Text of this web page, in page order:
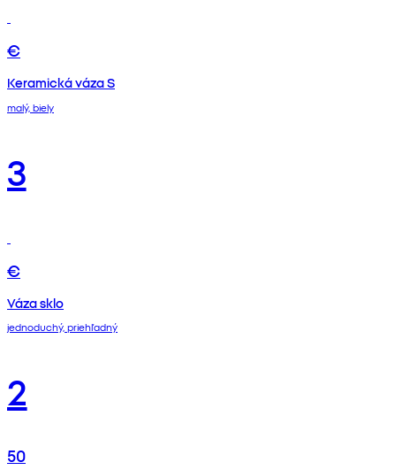
€
Keramická váza S
malý, biely
3
€
Váza sklo
jednoduchý, priehľadný
2
50